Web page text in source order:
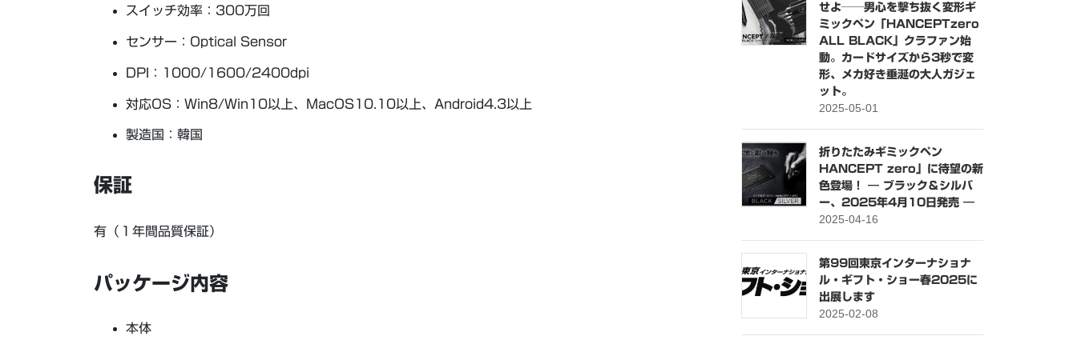
スイッチ効率：300万回
センサー：Optical Sensor
DPI：1000/1600/2400dpi
対応OS：Win8/Win10以上、MacOS10.10以上、Android4.3以上
製造国：韓国
保証
有（１年間品質保証）
パッケージ内容
本体
せよ──男心を撃ち抜く変形ギ
ミックペン「HANCEPTzero
ALL BLACK」クラファン始
動。カードサイズから3秒で変
形、メカ好き垂涎の大人ガジェ
ット。
2025-05-01
折りたたみギミックペン
HANCEPT zero」に待望の新
色登場！ ― ブラック＆シルバ
ー、2025年4月10日発売 ―
2025-04-16
第99回東京インターナショナ
ル・ギフト・ショー春2025に
出展します
2025-02-08